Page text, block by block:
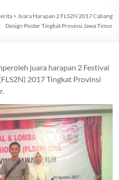
> Juara Harapan 2 FLS2N 2017 Cabang
Design Poster Tingkat Provinsi Jawa Timur
juara harapan 2 Festival
2017 Tingkat Provinsi